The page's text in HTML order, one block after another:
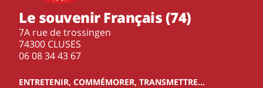
Le souvenir Français (74)
7A rue de trossingen
74300 CLUSES
‭06 08 34 43 67‬
ENTRETENIR, COMMÉMORER, TRANSMETTRE…